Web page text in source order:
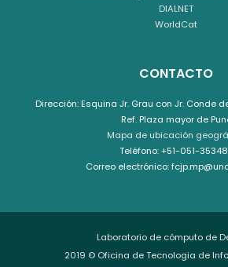
DIALNET
WorldCat
CONTACTO
Dirección: Esquina Jr. Grau con Jr. Conde
Ref. Plaza mayor de
Mapa de ubicación
Teléfono: +51-051-
Correo electrónico:
Laboratorio de cómputo de
2019 © Oficina de Tecnologia de